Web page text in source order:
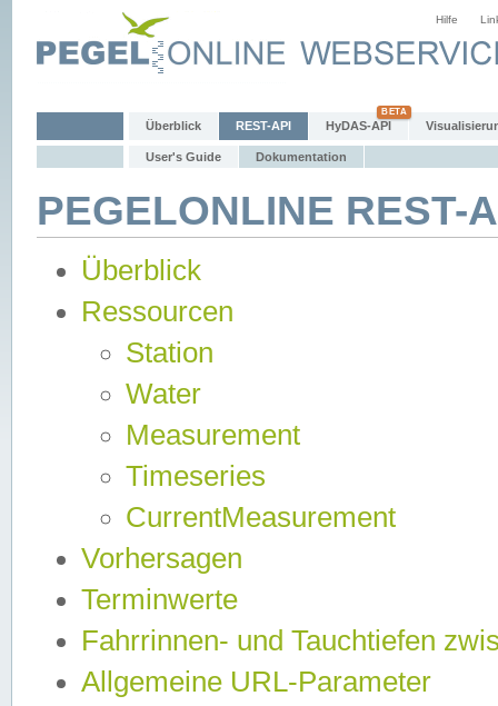
Hilfe
Überblick REST-API HyDAS-API
User's Guide Dokumentation
PEGELONLINE
Überblick
Ressourcen
Station
Water
Measurement
Timeseries
CurrentMeasurement
Vorhersagen
Terminwerte
Fahrrinnen- und Tauchtiefen
Allgemeine URL-Parameter